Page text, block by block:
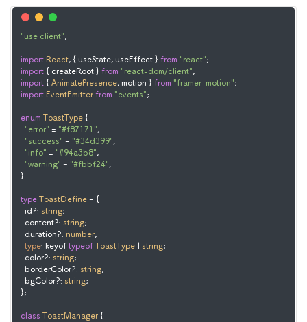
"use client";
import React, { useState, useEffect } from "react"
import { createRoot } from "react-dom/client"
import { AnimatePresence, motion } from "framer-motion"
import EventEmitter from "events";
enum ToastType {
"error" = "#f87171",
"success" = "#34d399",
"info" = "#94a3b8",
"warning" = "#fbbf24",
}
type ToastDefine = {
  id?:
string;
  content?:
string;
  duration?:
number;
type: keyof typeof ToastType | string;
  color?:
string;
  borderColor?:
string;
  bgColor?:
string;
};
class ToastManager {